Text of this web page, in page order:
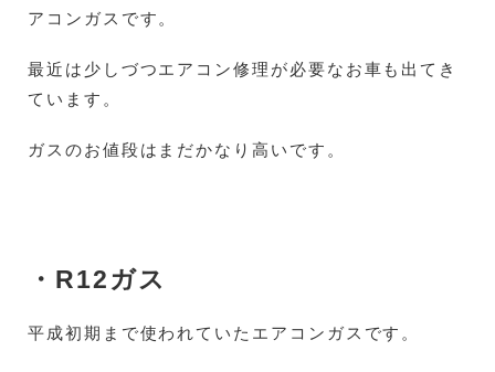
アコンガスです。
最近は少しづつエアコン修理が必要なお車も出てき
ています。
ガスのお値段はまだかなり高いです。
・R12ガス
平成初期まで使われていたエアコンガスです。